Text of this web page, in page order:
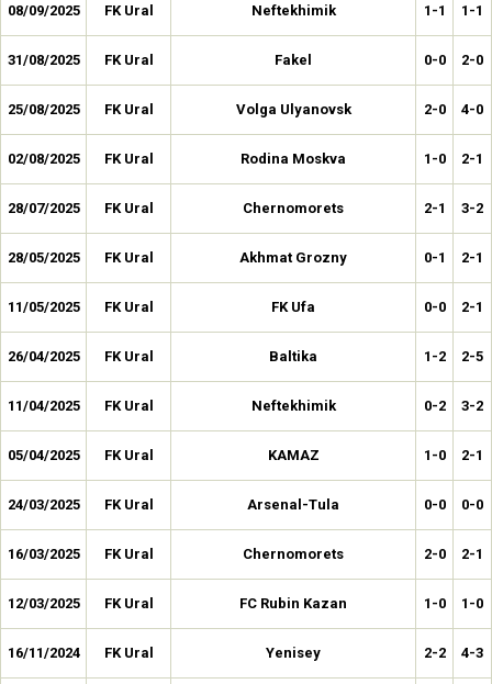
08/09/2025 FK Ural Neftekhimik 1-1 1-1
31/08/2025 FK Ural Fakel 0-0 2-0
25/08/2025 FK Ural Volga Ulyanovsk 2-0 4-0
02/08/2025 FK Ural Rodina Moskva 1-0 2-1
28/07/2025 FK Ural Chernomorets 2-1 3-2
28/05/2025 FK Ural Akhmat Grozny 0-1 2-1
11/05/2025 FK Ural FK Ufa 0-0 2-1
26/04/2025 FK Ural Baltika 1-2 2-5
11/04/2025 FK Ural Neftekhimik 0-2 3-2
05/04/2025 FK Ural KAMAZ 1-0 2-1
24/03/2025 FK Ural Arsenal-Tula 0-0 0-0
16/03/2025 FK Ural Chernomorets 2-0 2-1
12/03/2025 FK Ural FC Rubin Kazan 1-0 1-0
16/11/2024 FK Ural Yenisey 2-2 4-3